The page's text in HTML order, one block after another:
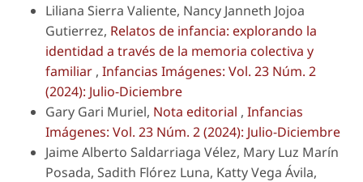
Liliana Sierra Valiente, Nancy Janneth Jojoa
Gutierrez, Relatos de infancia: explorando la
identidad a través de la memoria colectiva y
familiar , Infancias Imágenes: Vol. 23 Núm. 2
(2024): Julio-Diciembre
Gary Gari Muriel, Nota editorial , Infancias
Imágenes: Vol. 23 Núm. 2 (2024): Julio-Diciembre
Jaime Alberto Saldarriaga Vélez, Mary Luz Marín
Posada, Sadith Flórez Luna, Katty Vega Ávila,